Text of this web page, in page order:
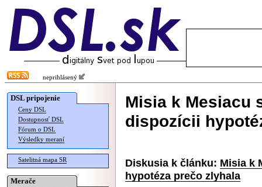
neprihlásený
DSL pripojenie
Ceny DSL
Dostupnosť DSL
Fórum o DSL
Výsledky meraní
Satelitná mapa SR
Merače
Misia k Mesiacu
dispozícii
Diskusia k článku: Misia k
hypotéza prečo zlyhala